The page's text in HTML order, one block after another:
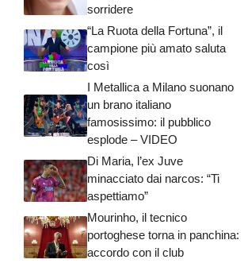
sorridere
“La Ruota della Fortuna”, il
campione più amato saluta
così
I Metallica a Milano suonano
un brano italiano
famosissimo: il pubblico
esplode – VIDEO
Di Maria, l’ex Juve
minacciato dai narcos: “Ti
aspettiamo”
Mourinho, il tecnico
portoghese torna in panchina:
accordo con il club